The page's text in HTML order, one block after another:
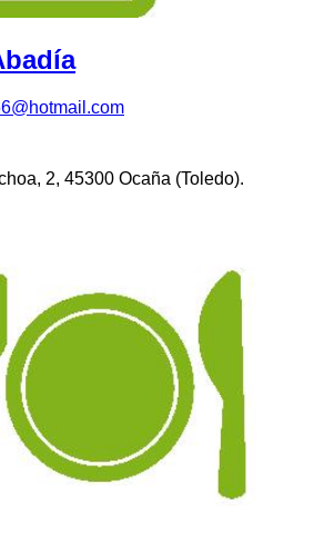
2, 45300 Ocaña (Toledo).